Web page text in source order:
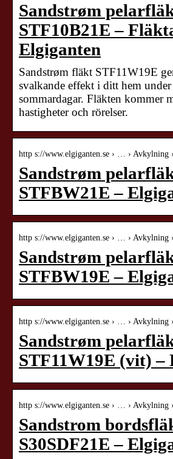
Sandstrøm
STF10B21E –
Elgiganten
Sandstrøm fläkt STF11W19E
svalkande effekt i ditt hem
sommardagar. Fläkten kommer
hastigheter och rörelser.
http s://www.elgiganten.se › … › Avkylning
Sandstrøm
STFBW21E –
http s://www.elgiganten.se › … › Avkylning
Sandstrøm
STFBW19E –
http s://www.elgiganten.se › … › Avkylning
Sandstrøm
STF11W19E (vit) –
http s://www.elgiganten.se › … › Avkylning
Sandstrom
S30SDF21E –